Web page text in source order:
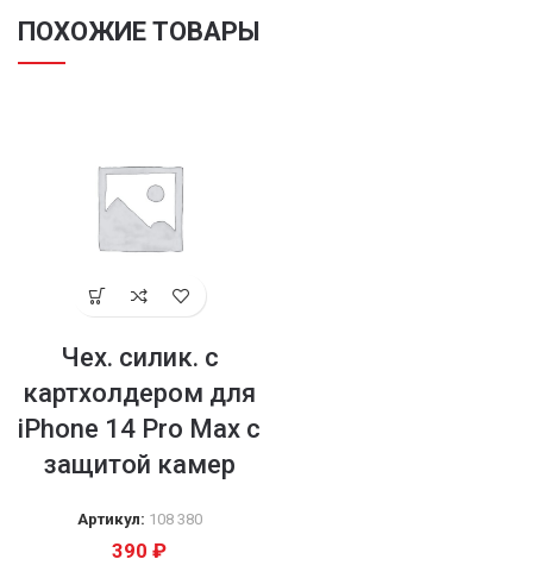
ПОХОЖИЕ ТОВАРЫ
Чех. силик. с
картхолдером для
iPhone 14 Pro Max с
защитой камер
Артикул: 108 380
390 ₽